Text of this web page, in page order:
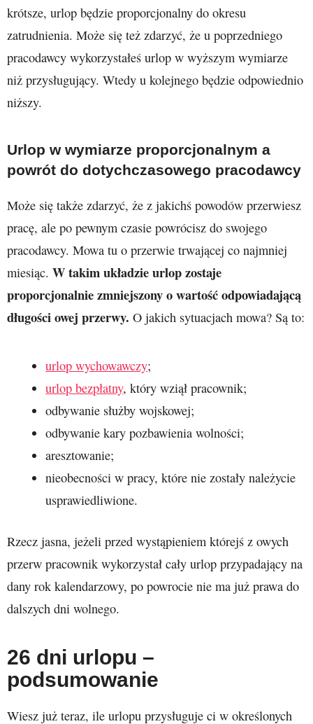
krótsze, urlop będzie proporcjonalny do okresu
zatrudnienia. Może się też zdarzyć, że u poprzedniego
pracodawcy wykorzystałeś urlop w wyższym wymiarze
niż przysługujący. Wtedy u kolejnego będzie odpowiednio
niższy.
Urlop w wymiarze proporcjonalnym a
powrót do dotychczasowego pracodawcy
Może się także zdarzyć, że z jakichś powodów przerwiesz
pracę, ale po pewnym czasie powrócisz do swojego
pracodawcy. Mowa tu o przerwie trwającej co najmniej
miesiąc. W takim układzie urlop zostaje
proporcjonalnie zmniejszony o wartość odpowiadającą
długości owej przerwy. O jakich sytuacjach mowa? Są to:
urlop wychowawczy;
urlop bezpłatny, który wziął pracownik;
odbywanie służby wojskowej;
odbywanie kary pozbawienia wolności;
aresztowanie;
nieobecności w pracy, które nie zostały należycie
usprawiedliwione.
Rzecz jasna, jeżeli przed wystąpieniem którejś z owych
przerw pracownik wykorzystał cały urlop przypadający na
dany rok kalendarzowy, po powrocie nie ma już prawa do
dalszych dni wolnego.
26 dni urlopu –
podsumowanie
Wiesz już teraz, ile urlopu przysługuje ci w określonych